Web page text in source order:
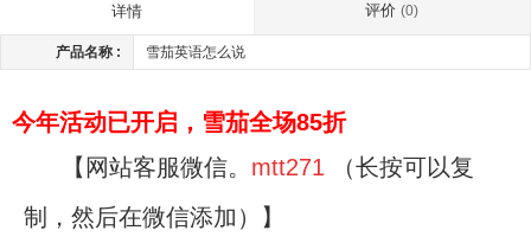
详情 评价(0)
产品名称 : 雪茄英语怎么说
今年活动已开启，雪茄全场85折
【网站客服微信。 mtt271 （长按可以复
制，然后在微信添加）】